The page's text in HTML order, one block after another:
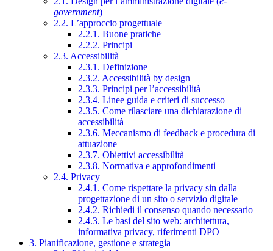
government)
2.2. L’approccio progettuale
2.2.1. Buone pratiche
2.2.2. Principi
2.3. Accessibilità
2.3.1. Definizione
2.3.2. Accessibilità by design
2.3.3. Principi per l’accessibilità
2.3.4. Linee guida e criteri di successo
2.3.5. Come rilasciare una dichiarazione di
accessibilità
2.3.6. Meccanismo di feedback e procedura di
attuazione
2.3.7. Obiettivi accessibilità
2.3.8. Normativa e approfondimenti
2.4. Privacy
2.4.1. Come rispettare la privacy sin dalla
progettazione di un sito o servizio digitale
2.4.2. Richiedi il consenso quando necessario
2.4.3. Le basi del sito web: architettura,
informativa privacy, riferimenti DPO
3. Pianificazione, gestione e strategia